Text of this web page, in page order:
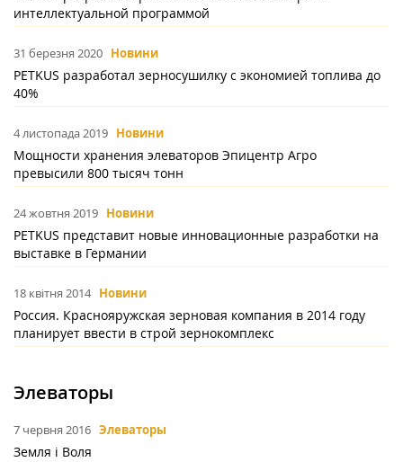
интеллектуальной программой
31 березня 2020 Новини
PETKUS разработал зерносушилку с экономией топлива до
40%
4 листопада 2019 Новини
Мощности хранения элеваторов Эпицентр Агро
превысили 800 тысяч тонн
24 жовтня 2019 Новини
PETKUS представит новые инновационные разработки на
выставке в Германии
18 квітня 2014 Новини
Россия. Краснояружская зерновая компания в 2014 году
планирует ввести в строй зернокомплекс
Элеваторы
7 червня 2016 Элеваторы
Земля і Воля